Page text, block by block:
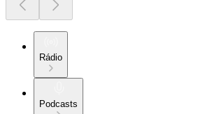
Rádio
Podcasts